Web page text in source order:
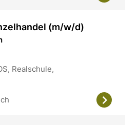
(m/w/d)
Realschule,